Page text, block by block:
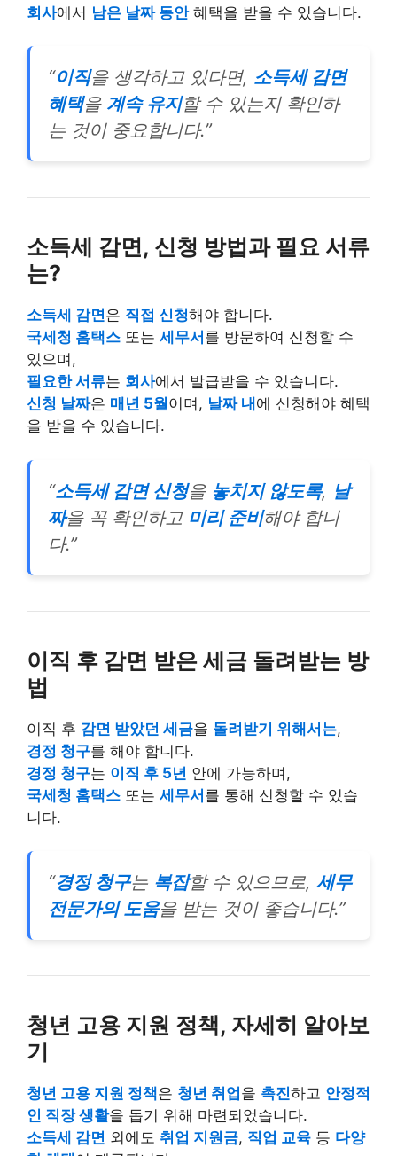
회사에서 남은 날짜 동안혜택을 받을 수 있습니다.
“이직을 생각하고 있다면, 소득세 감면
혜택을 계속 유지할 수 있는지 확인하
는 것이 중요합니다.”
소득세 감면, 신청 방법과 필요 서류
는?
소득세 감면은 직접 신청해야 합니다.
국세청 홈택스 또는 세무서 를 방문하여 신청할 수
있으며,
필요한 서류는 회사에서 발급받을 수 있습니다.
신청 날짜은 매년 5월 이며, 날짜 내 에 신청해야 혜택
을 받을 수 있습니다.
“소득세 감면 신청을 놓치지 않도록, 날
짜을 꼭 확인하고 미리 준비해야 합니
다.”
이직 후 감면 받은 세금 돌려받는 방
법
이직 후 감면 받았던 세금을 돌려받기 위해서는,
경정 청구를 해야 합니다.
경정 청구는 이직 후 5년 안에 가능하며,
국세청 홈택스 또는 세무서를 통해 신청할 수 있습
니다.
“경정 청구는 복잡할 수 있으므로, 세무
전문가의 도움을 받는 것이 좋습니다.”
청년 고용 지원 정책, 자세히 알아보
기
청년 고용 지원 정책은 청년 취업 을 촉진하고 안정적
인 직장 생활을 돕기 위해 마련되었습니다.
소득세 감면 외에도 취업 지원금, 직업 교육 등 다양